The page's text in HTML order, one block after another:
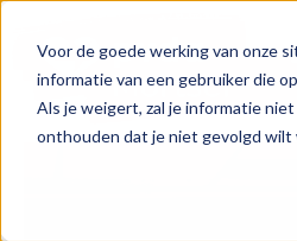
Voor de goede werking van onze
informatie van een gebruiker die
Als je weigert, zal je informatie
onthouden dat je niet gevolgd wilt